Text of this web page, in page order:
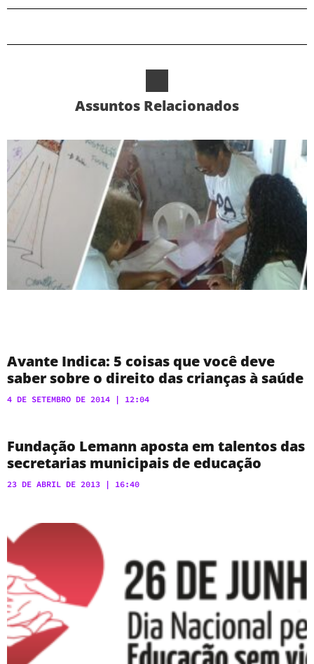
Assuntos Relacionados
Avante Indica: 5 coisas que você deve
saber sobre o direito das crianças à saúde
4 DE SETEMBRO DE 2014 12:04
Fundação Lemann aposta em talentos das
secretarias municipais de educação
23 DE ABRIL DE 2013 16:40